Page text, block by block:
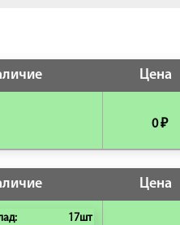
Цена
0 ₽
Цена
17шт